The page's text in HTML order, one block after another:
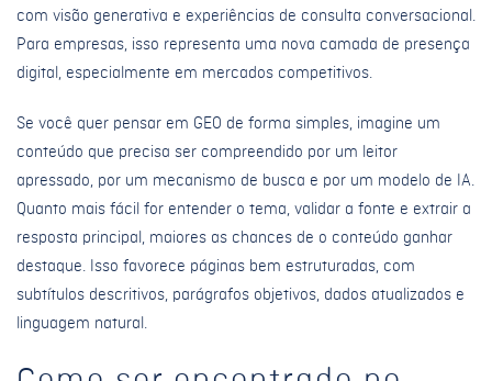
com visão generativa e experiências de consulta conversacional.
Para empresas, isso representa uma nova camada de presença
digital, especialmente em mercados competitivos.
Se você quer pensar em GEO de forma simples, imagine um
conteúdo que precisa ser compreendido por um leitor
apressado, por um mecanismo de busca e por um modelo de IA.
Quanto mais fácil for entender o tema, validar a fonte e extrair a
resposta principal, maiores as chances de o conteúdo ganhar
destaque. Isso favorece páginas bem estruturadas, com
subtítulos descritivos, parágrafos objetivos, dados atualizados e
linguagem natural.